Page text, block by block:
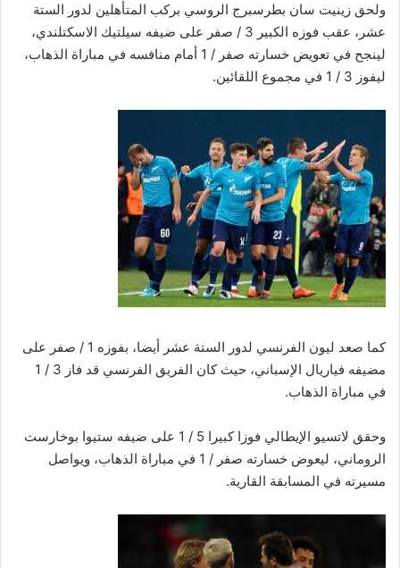
ولحق زينيت سان بطرسبرج الروسي بركب المتأهلين لدور الستة
عشر، عقب فوزه الكبير 3 / صفر على ضيفه سيلتيك الاسكتلندي،
لينجح في تعويض خسارته صفر / 1 أمام منافسه في مباراة الذهاب،
ليفوز 3 / 1 في مجموع اللقائين.
كما صعد ليون الفرنسي لدور الستة عشر أيضا، بفوزه 1 / صفر على
مضيفه فياريال الإسباني، حيث كان الفريق الفرنسي قد فاز 3 / 1
في مباراة الذهاب.
وحقق لاتسيو الإيطالي فوزا كبيرا 5 / 1 على ضيفه ستيوا بوخارست
الروماني، ليعوض خسارته صفر / 1 في مباراة الذهاب، ويواصل
مسيرته في المسابقة القارية.